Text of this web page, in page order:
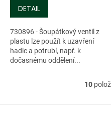
DETAIL
730896 - Šoupátkový ventil z
plastu lze použít k uzavření
hadic a potrubí, např. k
dočasnému oddělení...
10
Z